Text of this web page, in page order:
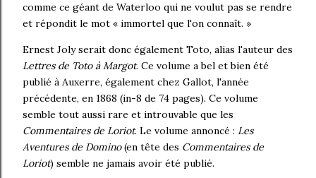
comme ce géant de Waterloo qui ne voulut pas se rendre
et répondit le mot « immortel que l'on connaît. »
Ernest Joly serait donc également Toto, alias l'auteur des
Lettres de Toto à Margot. Ce volume a bel et bien été
publié à Auxerre, également chez Gallot, l'année
précédente, en 1868 (in-8 de 74 pages). Ce volume
semble tout aussi rare et introuvable que les
Commentaires de Loriot. Le volume annoncé : Les
Aventures de Domino(en tête des Commentaires de
Loriot) semble ne jamais avoir été publié.